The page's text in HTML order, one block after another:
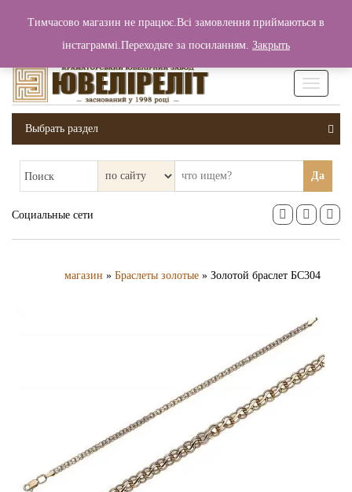
Вход / Регистрация 0 грн.
Выбрать раздел
Поиск Да
Социальные сети
магазин » Браслеты золотые » Золотой браслет БС304
Тимчасово магазин не працює.Всі замовлення приймаються в
інстаграммі.Переходьте за посиланням. Закрыть